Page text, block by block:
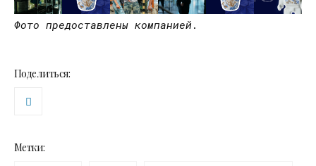
Фото предоставлены компанией.
Поделиться:
Метки: